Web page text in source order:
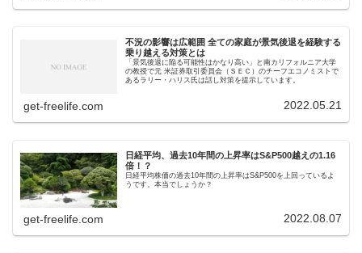
不況の影響は広範囲 全ての家庭が景気後退を経験する
乗り越える対策とは
「景気後退に陥る可能性はかなり高い」と南カリフォルニア大学
の教授で元 米証券取引委員会（ＳＥＣ）のチーフエコノミストで
あるラリー・ハリス氏は話し対策を提示しています。
get-freelife.com 2022.05.21
日経平均、過去10年間の上昇率はS&P500越えの1.16
倍！？
日経平均株価の過去10年間の上昇率はS&P500を上回っているよ
うです。本当でしょうか？
get-freelife.com 2022.08.07